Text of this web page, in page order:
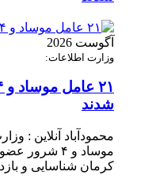
آگوست 2026
وزارت اطلاعات:
شدند
موساد و ۴
کرمان شناسایی و